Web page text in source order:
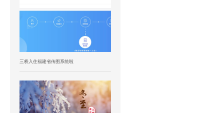
三桥入住福建省传图系统啦